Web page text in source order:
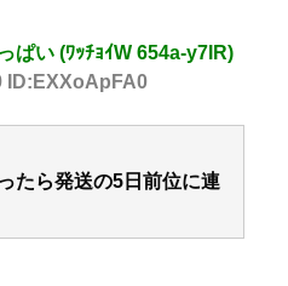
ぱい (ﾜｯﾁｮｲW 654a-y7IR)
ID:EXXoApFA0
たら発送の5日前位に連